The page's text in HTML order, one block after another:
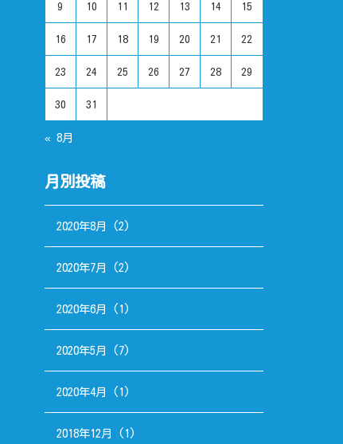
9 10 11 12 13 14 15
16 17 18 19 20 21 22
23 24 25 26 27 28 29
30 31
« 8月
月別投稿
2020年8月 (2)
2020年7月 (2)
2020年6月 (1)
2020年5月 (7)
2020年4月 (1)
2018年12月 (1)